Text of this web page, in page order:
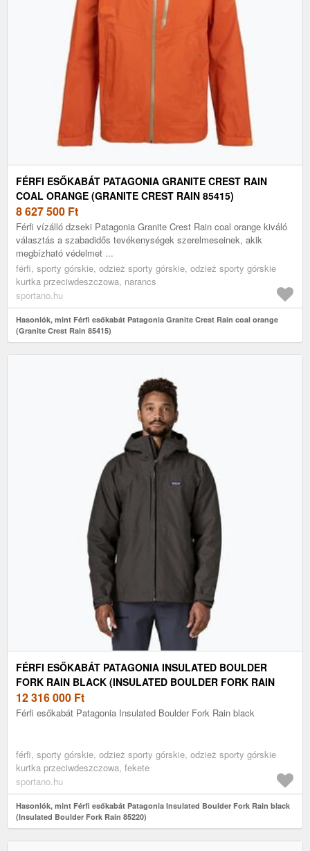
FÉRFI ESŐKABÁT PATAGONIA GRANITE CREST RAIN
COAL ORANGE (GRANITE CREST RAIN 85415)
8 627 500 Ft
Férfi vízálló dzseki Patagonia Granite Crest Rain coal orange kiváló
választás a szabadidős tevékenységek szerelmeseinek, akik
megbízható védelmet ...
férfi, sporty górskie, odzież sporty górskie, odzież sporty górskie
kurtka przeciwdeszczowa, narancs
sportano.hu
Hasonlók, mint Férfi esőkabát Patagonia Granite Crest Rain coal orange
(Granite Crest Rain 85415)
FÉRFI ESŐKABÁT PATAGONIA INSULATED BOULDER
FORK RAIN BLACK (INSULATED BOULDER FORK RAIN
85220)
12 316 000 Ft
Férfi esőkabát Patagonia Insulated Boulder Fork Rain black
férfi, sporty górskie, odzież sporty górskie, odzież sporty górskie
kurtka przeciwdeszczowa, fekete
sportano.hu
Hasonlók, mint Férfi esőkabát Patagonia Insulated Boulder Fork Rain black
(Insulated Boulder Fork Rain 85220)